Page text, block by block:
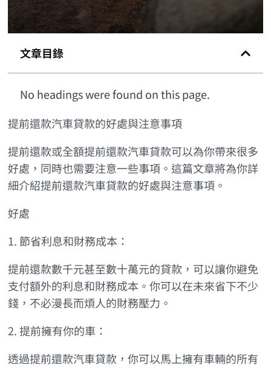
文章目錄
No headings were found on this page.
提前還款汽車貸款的好處與注意事項
提前還款或全額提前還款汽車貸款可以為你帶來很多
好處，同時也需要注意一些事項。這篇文章將為你詳
細介紹提前還款汽車貸款的好處與注意事項。
好處
1. 節省利息和財務成本：
提前還款數千元甚至數十萬元的貸款，可以讓你避免
支付額外的利息和財務成本。你可以在未來省下不少
錢，不必漫長而煩人的財務壓力。
2. 提前擁有你的車：
透過提前還款汽車貸款，你可以馬上擁有車輛的所有